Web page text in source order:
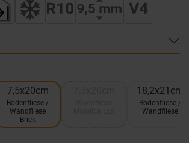
7,5x20cm
Bodenfliese /
Wandfliese
Brick
18,2x21cm
Bodenfliese /
Wandfliese